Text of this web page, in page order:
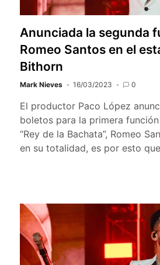
Anunciada la segunda
Romeo Santos en el
Bithorn
Mark Nieves 16/03/2023 0
El productor Paco López
boletos para la primera
“Rey de la Bachata”, Romeo
en su totalidad, es por esto